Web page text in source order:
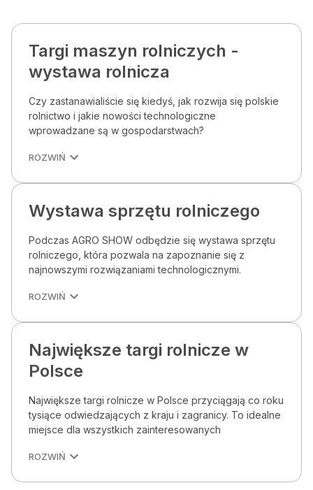
Targi maszyn rolniczych -
wystawa rolnicza
Czy zastanawialiście się kiedyś, jak rozwija się polskie
rolnictwo i jakie nowości technologiczne
wprowadzane są w gospodarstwach?
ROZWIŃ
Wystawa sprzętu rolniczego
Podczas AGRO SHOW odbędzie się wystawa sprzętu
rolniczego, która pozwala na zapoznanie się z
najnowszymi rozwiązaniami technologicznymi.
ROZWIŃ
Największe targi rolnicze w
Polsce
Największe targi rolnicze w Polsce przyciągają co roku
tysiące odwiedzających z kraju i zagranicy. To idealne
miejsce dla wszystkich zainteresowanych
ROZWIŃ